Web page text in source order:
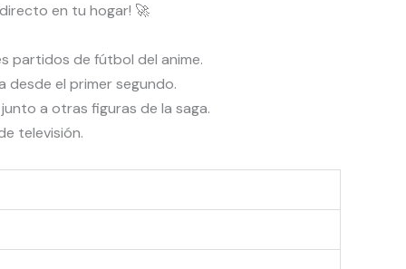
en tu hogar! 🚀
partidos de fútbol del anime.
desde el primer segundo.
a otras figuras de la saga.
televisión.